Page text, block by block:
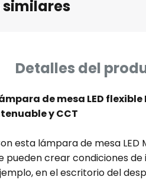
Detalles del
de mesa LED
y CCT
esta lámpara de mesa LED
pueden crear condiciones
en el escritorio del